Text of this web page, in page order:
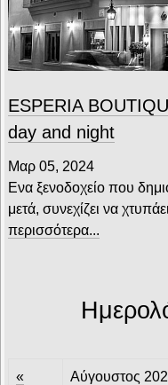
ESPERIA
day and night
Μαρ 05, 2024
Ενα ξενοδοχείο που
μετά, συνεχίζει να
περισσότερα...
« Αύγουστος